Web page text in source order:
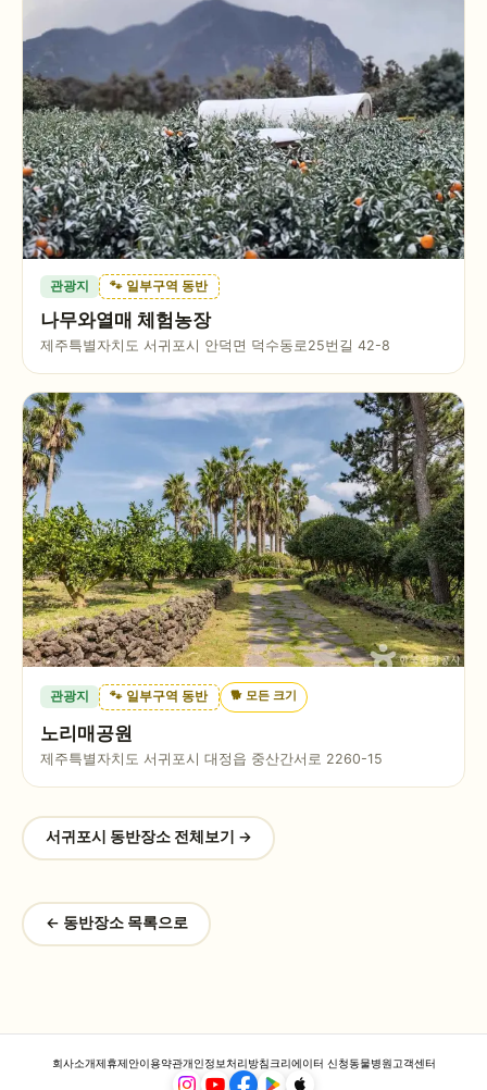
관광지 🐾 일부구역 동반
나무와열매 체험농장
제주특별자치도 서귀포시 안덕면 덕수동로25번길 42-8
관광지 🐾 일부구역 동반 🐕 모든 크기
노리매공원
제주특별자치도 서귀포시 대정읍 중산간서로 2260-15
서귀포시 동반장소 전체보기 →
← 동반장소 목록으로
회사소개제휴제안이용약관개인정보처리방침크리에이터 신청동물병원고객센터